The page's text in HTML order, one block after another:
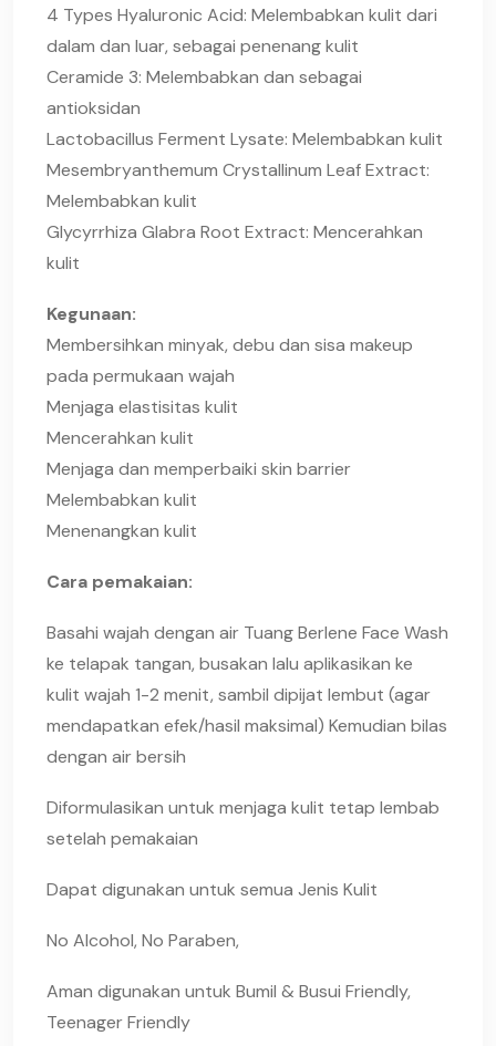
4 Types Hyaluronic Acid: Melembabkan kulit dari
dalam dan luar, sebagai penenang kulit
Ceramide 3: Melembabkan dan sebagai
antioksidan
Lactobacillus Ferment Lysate: Melembabkan kulit
Mesembryanthemum Crystallinum Leaf Extract:
Melembabkan kulit
Glycyrrhiza Glabra Root Extract: Mencerahkan
kulit
Kegunaan:
Membersihkan minyak, debu dan sisa makeup
pada permukaan wajah
Menjaga elastisitas kulit
Mencerahkan kulit
Menjaga dan memperbaiki skin barrier
Melembabkan kulit
Menenangkan kulit
Cara pemakaian:
Basahi wajah dengan air Tuang Berlene Face Wash
ke telapak tangan, busakan lalu aplikasikan ke
kulit wajah 1-2 menit, sambil dipijat lembut (agar
mendapatkan efek/hasil maksimal) Kemudian bilas
dengan air bersih
Diformulasikan untuk menjaga kulit tetap lembab
setelah pemakaian
Dapat digunakan untuk semua Jenis Kulit
No Alcohol, No Paraben,
Aman digunakan untuk Bumil & Busui Friendly,
Teenager Friendly